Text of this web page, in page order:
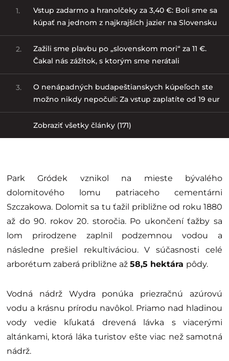
1.
Vstup zadarmo a hranolčeky za 3,40 €: Boli sme sa
kúpať na jednom z najkrajších jazier na Slovensku
2.
Zažili sme plavbu po „slovenskom mori“ za 11 €.
Čakal nás zážitok, s ktorým sme nerátali
3.
O nenápadných budapeštianskych kúpeľoch ste
možno nikdy nepočuli: Za vstup zaplatíte od 19 eur
Zobraziť všetky články (171)
Park Gródek vznikol na mieste bývalého
dolomitového lomu patriaceho cementárni
Szczakowa. Dolomit sa tu ťažil približne od roku 1880
až do 90. rokov 20. storočia. Po ukončení ťažby sa
lom prirodzene zaplnil podzemnou vodou a
následne prešiel rekultiváciou. V súčasnosti celé
arborétum zaberá približne až 58,5 hektára pôdy.
Vodná nádrž Wydra ponúka priezračnú azúrovú
vodu a krásnu prírodu navôkol. Priamo nad hladinou
vody vedie kľukatá drevená lávka s viacerými
altánkami, ktorá láka turistov ešte viac než samotná
nádrž.